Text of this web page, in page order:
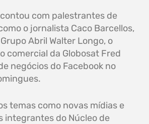
com palestrantes de
o jornalista Caco Barcellos,
Abril Walter Longo, o
comercial da Globosat Fred
negócios do Facebook no
temas como novas mídias e
integrantes do Núcleo de